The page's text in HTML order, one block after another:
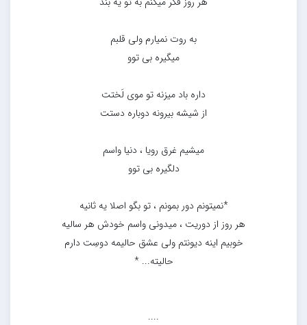
به روت نمیارم ولی قلبم
میگیره بی توو
داره باد میزنه تو موی لَختت
از شیشه بیرونه دوباره دستت
میشیم غرق رویا ، دنیا واسم
دلگیره بی توو
*نمیتونم دور بمونم ، تو بگو اصلا یه ثانیه
هر روز از دوریت ، میدونی واسم خودش هر سالیه
خوبیم اینه دیونتم ولی عشق حالیمه دوسِت دارم
حالیته... *
....